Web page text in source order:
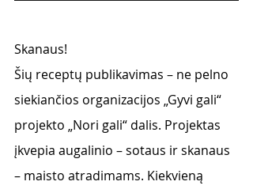
Skanaus!
Šių receptų publikavimas – ne pelno
siekiančios organizacijos „Gyvi gali“
projekto „Nori gali“ dalis. Projektas
įkvepia augalinio – sotaus ir skanaus
– maisto atradimams. Kiekvieną